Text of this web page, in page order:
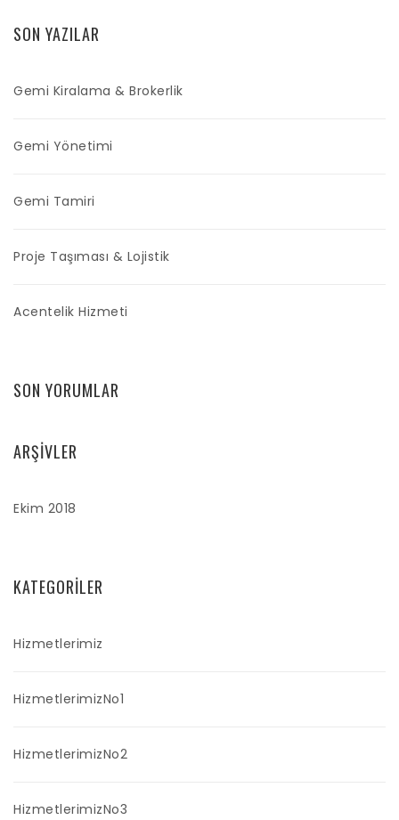
SON YAZILAR
Gemi Kiralama & Brokerlik
Gemi Yönetimi
Gemi Tamiri
Proje Taşıması & Lojistik
Acentelik Hizmeti
SON YORUMLAR
ARŞIVLER
Ekim 2018
KATEGORILER
Hizmetlerimiz
HizmetlerimizNo1
HizmetlerimizNo2
HizmetlerimizNo3